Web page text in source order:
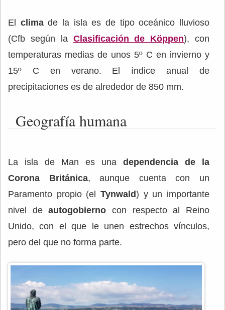
El climade la isla es de tipo oceánico lluvioso
(Cfb según la Clasificación de Köppen), con
temperaturas medias de unos 5º C en invierno y
15º C en verano. El índice anual de
precipitaciones es de alrededor de 850 mm.
Geografía humana
La isla de Man es una dependencia de la
Corona Británica, aunque cuenta con un
Paramento propio (el Tynwald) y un importante
nivel deautogobierno con respecto al Reino
Unido, con el que le unen estrechos vínculos,
pero del que no forma parte.